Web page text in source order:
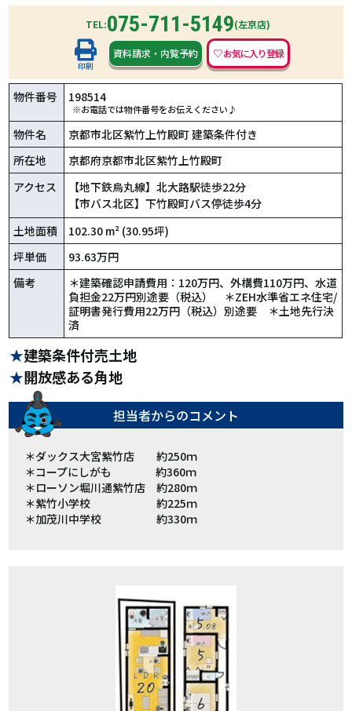
TEL:075-711-5149(左京店)
印刷
資料請求 ・ 内覧予約
物件番号 198514
※お電話では物件番号をお伝えください♪
物件名
京都市北区紫竹上竹殿町 建築条件付き
所在地
京都府京都市北区紫竹上竹殿町
アクセス
【地下鉄烏丸線】北大路駅徒歩22分
【市バス北区】下竹殿町バス停徒歩4分
土地面積
102.30 m² (30.95坪)
坪単価
93.63万円
備考
＊建築確認申請費用：120万円、外構費110万円、水道
負担金22万円別途要（税込） ＊ZEH水準省エネ住宅/
証明書発行費用22万円（税込）別途要 ＊土地先行決
済
建築条件付売土地
開放感ある角地
担当者からのコメント
＊ダックス大宮紫竹店 約250ｍ
＊コープにしがも 約360ｍ
＊ローソン堀川通紫竹店 約280ｍ
＊紫竹小学校 約225ｍ
＊加茂川中学校 約330ｍ